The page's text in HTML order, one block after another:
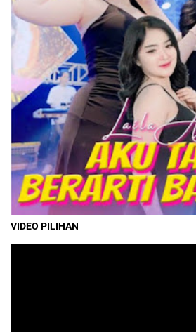
VIDEO PILIHAN